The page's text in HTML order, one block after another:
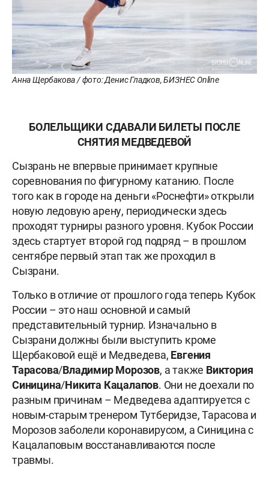
Анна Щербакова / фото: Денис Гладков, БИЗНЕС Online
БОЛЕЛЬЩИКИ СДАВАЛИ БИЛЕТЫ ПОСЛЕ
СНЯТИЯ МЕДВЕДЕВОЙ
Сызрань не впервые принимает крупные
соревнования по фигурному катанию. После
того как в городе на деньги «Роснефти» открыли
новую ледовую арену, периодически здесь
проходят турниры разного уровня. Кубок России
здесь стартует второй год подряд – в прошлом
сентябре первый этап так же проходил в
Сызрани.
Только в отличие от прошлого года теперь Кубок
России – это наш основной и самый
представительный турнир. Изначально в
Сызрани должны были выступить кроме
Щербаковой ещё и Медведева, Евгения
Тарасова/Владимир Морозов, а также Виктория
Синицина/Никита Кацалапов. Они не доехали по
разным причинам – Медведева адаптируется с
новым-старым тренером Тутберидзе, Тарасова и
Морозов заболели коронавирусом, а Синицина с
Кацалаповым восстанавливаются после
травмы.